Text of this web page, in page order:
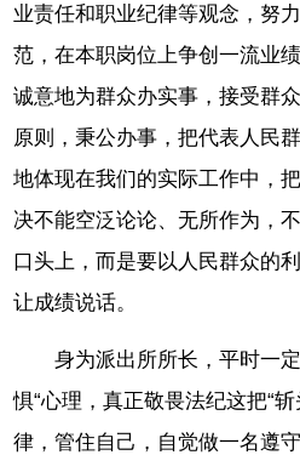
业责任和职业纪律等观念，努
范，在本职岗位上争创一流业
诚意地为群众办实事，接受群
原则，秉公办事，把代表人民
地体现在我们的实际工作中，
决不能空泛论论、无所作为，
口头上，而是要以人民群众的
让成绩说话。
身为派出所所长，平时一
惧“心理，真正敬畏法纪这把“
律，管住自己，自觉做一名遵